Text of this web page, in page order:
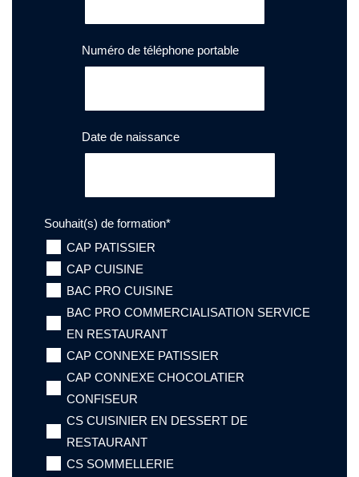
Numéro de téléphone portable
Date de naissance
Souhait(s) de formation*
CAP PATISSIER
CAP CUISINE
BAC PRO CUISINE
BAC PRO COMMERCIALISATION SERVICE
EN RESTAURANT
CAP CONNEXE PATISSIER
CAP CONNEXE CHOCOLATIER
CONFISEUR
CS CUISINIER EN DESSERT DE
RESTAURANT
CS SOMMELLERIE